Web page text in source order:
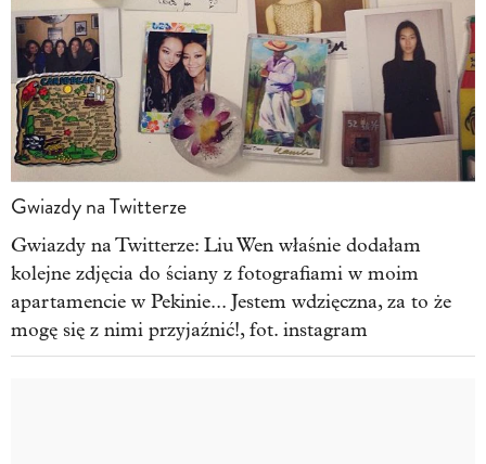
Gwiazdy na Twitterze
Gwiazdy na Twitterze: Liu Wen właśnie dodałam
kolejne zdjęcia do ściany z fotografiami w moim
apartamencie w Pekinie... Jestem wdzięczna, za to że
mogę się z nimi przyjaźnić!, fot. instagram